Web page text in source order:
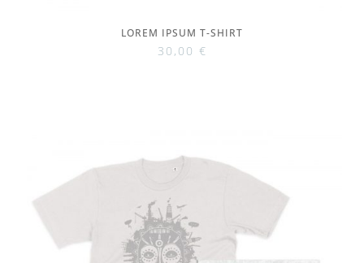
LOREM IPSUM T-SHIRT
30,00 €